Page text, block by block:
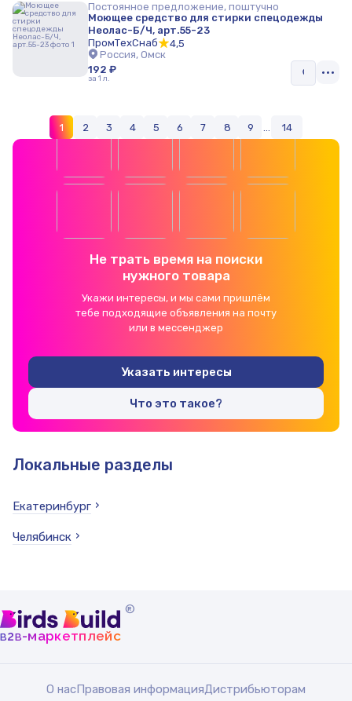
Постоянное предложение, поштучно
Моющее средство для стирки спецодежды
Неолас-Б/Ч, арт.55-23
ПромТехСнаб
4,5
Россия, Омск
192 ₽
за 1 л.
1 2 3 4 5 6 7 8 9 14
Не трать время на поиски
нужного товара
Укажи интересы, и мы сами пришлём
тебе подходящие объявления на почту
или в мессенджер
Указать интересы
Что это такое?
Локальные разделы
Екатеринбург
Челябинск
®
b2b-маркетплейс
О насПравовая информацияДистрибьюторам